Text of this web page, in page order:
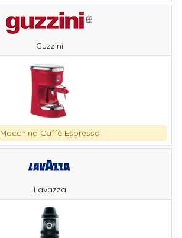
Guzzini
Macchina Caffè Espresso
Lavazza